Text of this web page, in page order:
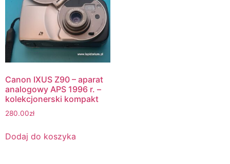
Canon IXUS Z90 – aparat
analogowy APS 1996 r. –
kolekcjonerski kompakt
280.00zł
Dodaj do koszyka